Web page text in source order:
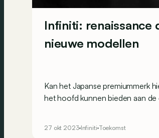
Infiniti: renaissance
nieuwe modellen
Kan het Japanse premiummerk
het hoofd kunnen bieden aan
27 okt 2023 Infiniti Toekomst